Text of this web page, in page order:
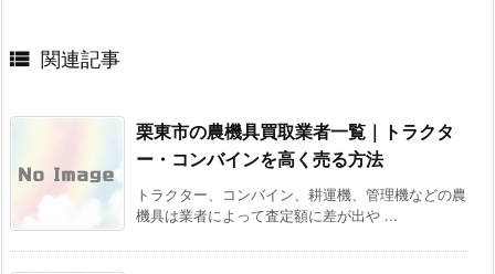
 関連記事
栗東市の農機具買取業者一覧｜トラクタ
ー・コンバインを高く売る方法
トラクター、コンバイン、耕運機、管理機などの農
機具は業者によって査定額に差が出や ...